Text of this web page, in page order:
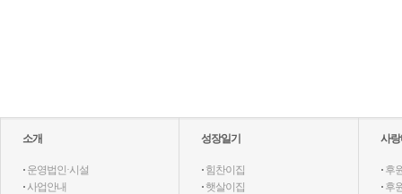
소개
· 운영법인·시설
· 사업안내
성장일기
· 힘찬이집
· 햇살이집
사
· 후
· 후